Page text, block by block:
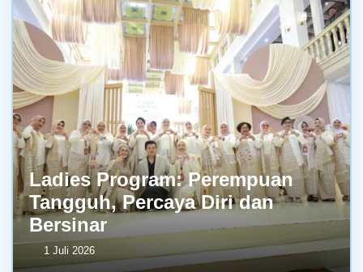
Ladies Program: Perempuan
Tangguh, Percaya Diri dan
Bersinar
1 Juli 2026